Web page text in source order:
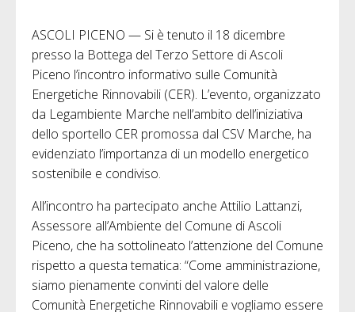
ASCOLI PICENO — Si è tenuto il 18 dicembre
presso la Bottega del Terzo Settore di Ascoli
Piceno l’incontro informativo sulle Comunità
Energetiche Rinnovabili (CER). L’evento, organizzato
da Legambiente Marche nell’ambito dell’iniziativa
dello sportello CER promossa dal CSV Marche, ha
evidenziato l’importanza di un modello energetico
sostenibile e condiviso.
All’incontro ha partecipato anche Attilio Lattanzi,
Assessore all’Ambiente del Comune di Ascoli
Piceno, che ha sottolineato l’attenzione del Comune
rispetto a questa tematica: “Come amministrazione,
siamo pienamente convinti del valore delle
Comunità Energetiche Rinnovabili e vogliamo essere